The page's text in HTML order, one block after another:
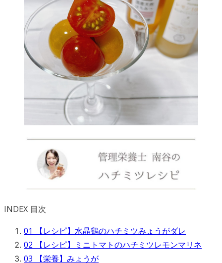
INDEX 目次
01 【レシピ】水晶鶏のハチミツみょうがダレ
02 【レシピ】ミニトマトのハチミツレモンマリネ
03 【栄養】みょうが